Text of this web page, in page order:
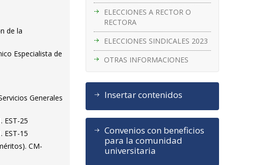
ELECCIONES A RECTOR O
RECTORA
ELECCIONES SINDICALES 2023
OTRAS INFORMACIONES
Insertar contenidos
Convenios con beneficios
para la comunidad
universitaria
de la
Especialista de
Generales
EST-25
EST-15
CM-